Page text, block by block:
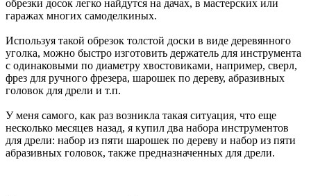
обрезки досок легко найдутся на дачах, в мастерских или
гаражах многих самоделкиных.
Используя такой обрезок толстой доски в виде деревянного
уголка, можно быстро изготовить держатель для инструмента
с одинаковыми по диаметру хвостовиками, например, сверл,
фрез для ручного фрезера, шарошек по дереву, абразивных
головок для дрели и т.п.
У меня самого, как раз возникла такая ситуация, что еще
несколько месяцев назад, я купил два набора инструментов
для дрели: набор из пяти шарошек по дереву и набор из пяти
абразивных головок, также предназначенных для дрели.